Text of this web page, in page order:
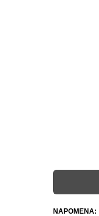
NAPOMENA: